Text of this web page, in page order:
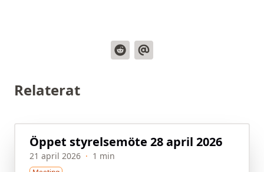
Relaterat
Öppet styrelsemöte 28 april 2026
21 april 2026 · 1 min